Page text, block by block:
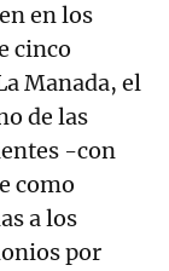
en los
cinco
Manada, el
de las
-con
como
a los
por